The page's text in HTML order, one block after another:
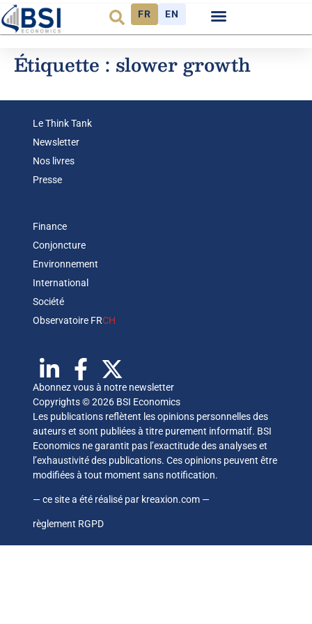
FR EN
Étiquette : slower growth
Le Think Tank
Newsletter
Nos livres
Presse
Finance
Conjoncture
Environnement
International
Société
Observatoire FRCH
Abonnez vous à notre newsletter
Copyrights © 2026 BSI Economics
Les publications reflètent les opinions personnelles des
auteurs et sont publiées à titre purement informatif. BSI
Economics ne garantit pas l’exactitude des analyses et
l’exhaustivité des publications. Ces opinions peuvent être
modifiées à tout moment sans notification.
— ce site a été réalisé par kreaxion.com —
règlement RGPD